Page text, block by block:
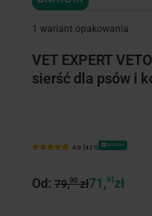
1 wariant opakowania
VET EXPERT
sierść dla psów i
4.9 (421) Bestseller
Od: 79,90zł71,91 zł